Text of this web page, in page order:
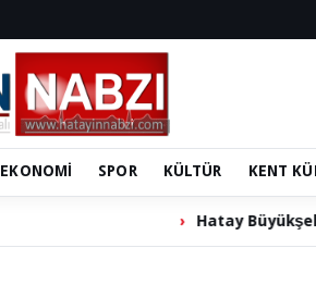
EKONOMİ SPOR KÜLTÜR KENT
Hatay Büyükşehir Belediyesi